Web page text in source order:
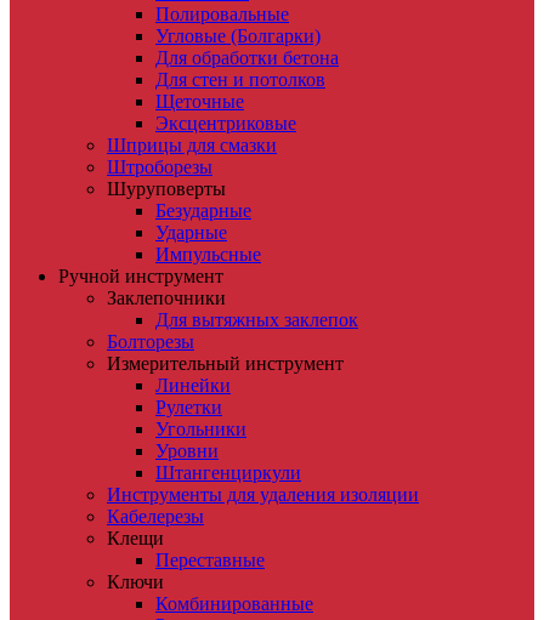
Полировальные
Угловые (Болгарки)
Для обработки бетона
Для стен и потолков
Щеточные
Эксцентриковые
Шприцы для смазки
Штроборезы
Шуруповерты
Безударные
Ударные
Импульсные
Ручной инструмент
Заклепочники
Для вытяжных заклепок
Болторезы
Измерительный инструмент
Линейки
Рулетки
Угольники
Уровни
Штангенциркули
Инструменты для удаления изоляции
Кабелерезы
Клещи
Переставные
Ключи
Комбинированные